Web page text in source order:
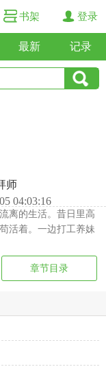
书架 登录
最新 记录
师
04:03:16
离的生活。昔日里高
活着。一边打工养妹
章节目录